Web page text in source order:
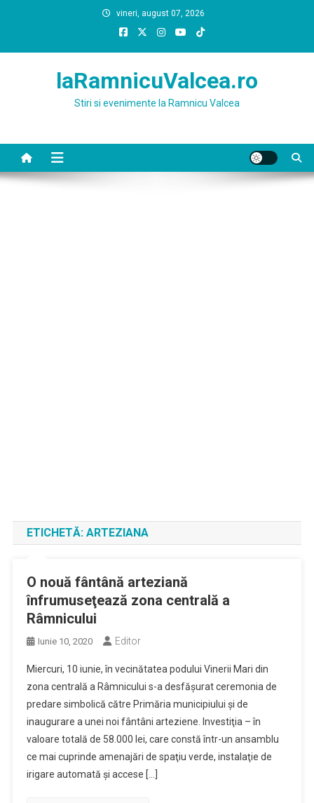
vineri, august 07, 2026
laRamnicuValcea.ro
Stiri si evenimente la Ramnicu Valcea
ETICHETĂ: ARTEZIANA
O nouă fântână arteziană
înfrumuseţează zona centrală a
Râmnicului
Iunie 10, 2020 Editor
Miercuri, 10 iunie, în vecinătatea podului Vinerii Mari din
zona centrală a Râmnicului s-a desfăşurat ceremonia de
predare simbolică către Primăria municipiului şi de
inaugurare a unei noi fântâni arteziene. Investiţia – în
valoare totală de 58.000 lei, care constă într-un ansamblu
ce mai cuprinde amenajări de spaţiu verde, instalaţie de
irigare automată şi accese […]